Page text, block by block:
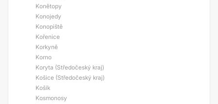
Konětopy
Konojedy
Konopiště
Kořenice
Korkyně
Korno
Koryta (Středočeský kraj)
Košice (Středočeský kraj)
Košík
Kosmonosy